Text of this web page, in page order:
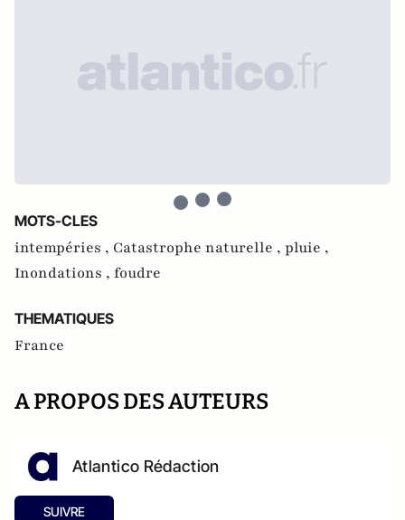
MOTS-CLES
intempéries , Catastrophe naturelle , pluie ,
Inondations , foudre
THEMATIQUES
France
A PROPOS DES AUTEURS
Atlantico Rédaction
SUIVRE